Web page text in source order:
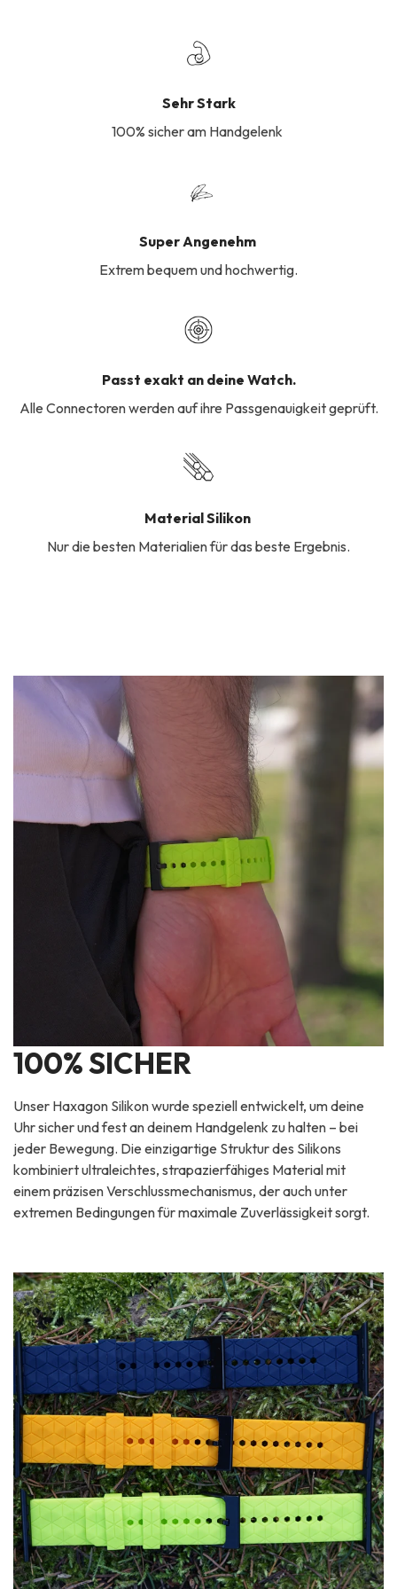
Sehr Stark
100% sicher am Handgelenk
Super Angenehm
Extrem bequem und hochwertig.
Passt exakt an deine Watch.
Alle Connectoren werden auf ihre Passgenauigkeit geprüft.
Material Silikon
Nur die besten Materialien für das beste Ergebnis.
100% SICHER
Unser Haxagon Silikon wurde speziell entwickelt, um deine
Uhr sicher und fest an deinem Handgelenk zu halten – bei
jeder Bewegung. Die einzigartige Struktur des Silikons
kombiniert ultraleichtes, strapazierfähiges Material mit
einem präzisen Verschlussmechanismus, der auch unter
extremen Bedingungen für maximale Zuverlässigkeit sorgt.